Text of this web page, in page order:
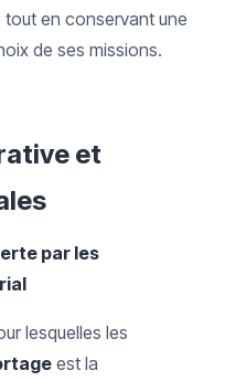
en conservant une
de ses missions.
et
par les
lesquelles les
est la